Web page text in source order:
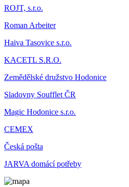
ROJT, s.r.o.
Roman Arbeiter
Haiva Tasovice s.r.o.
KACETL S.R.O.
Zemědělské družstvo Hodonice
Sladovny Soufflet ČR
Magic Hodonice s.r.o.
CEMEX
Česká pošta
JARVA domácí potřeby